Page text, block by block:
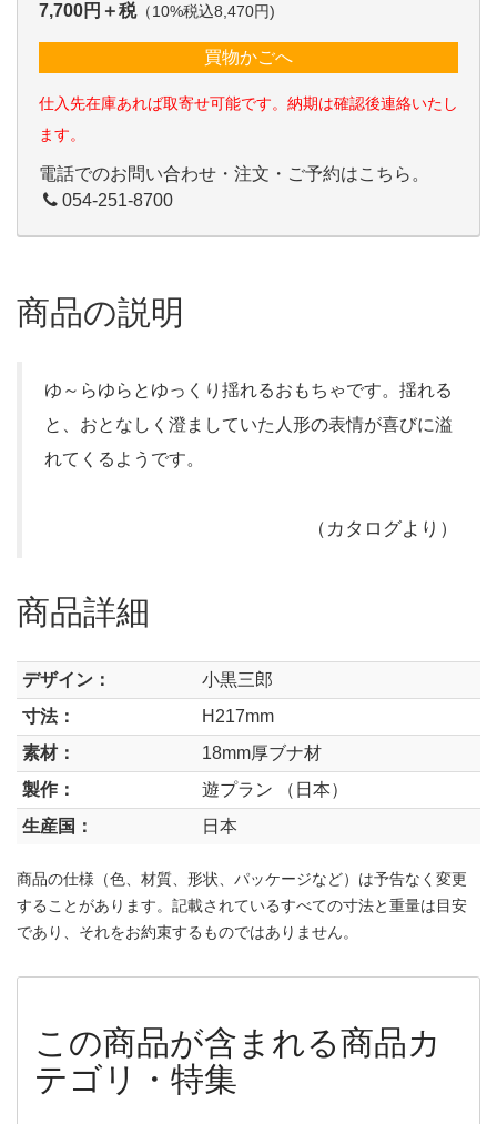
7,700円＋税（10%税込8,470円)
買物かごへ
仕入先在庫あれば取寄せ可能です。納期は確認後連絡いたし
ます。
電話でのお問い合わせ・注文・ご予約はこちら。
054-251-8700
商品の説明
ゆ～らゆらとゆっくり揺れるおもちゃです。揺れる
と、おとなしく澄ましていた人形の表情が喜びに溢
れてくるようです。
（カタログより）
商品詳細
デザイン：
小黒三郎
寸法：
H217mm
素材：
18mm厚ブナ材
製作：
遊プラン （日本）
生産国：
日本
商品の仕様（色、材質、形状、パッケージなど）は予告なく変更
することがあります。記載されているすべての寸法と重量は目安
であり、それをお約束するものではありません。
この商品が含まれる商品カ
テゴリ・特集